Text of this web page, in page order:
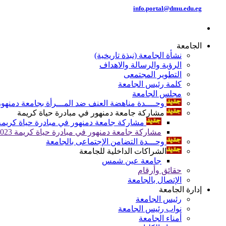
info.portal@dmu.edu.eg
الجامعة
نشأة الجامعة (نبذة تاريخية)
الرؤية والرسالة والاهداف
التطوير المجتمعى
كلمة رئيس الجامعة
مجلس الجامعة
وحــــدة مناهضة العنف ضد المـــرأة بجامعة
مشاركة جامعة دمنهور في مبادرة حياة كريمة
مشاركة جامعة دمنهور في مبادرة حياة كريمة
مشاركة جامعة دمنهور في مبادرة حياة كريمة 2023
وحـــدة التضامن الإجتماعى بالجامعة
الشراكات الداخلية للجامعة
جامعة عين شمس
حقائق وأرقام
الإتصال بالجامعة
إدارة الجامعة
رئيس الجامعة
نواب رئيس الجامعة
أمناء الجامعة